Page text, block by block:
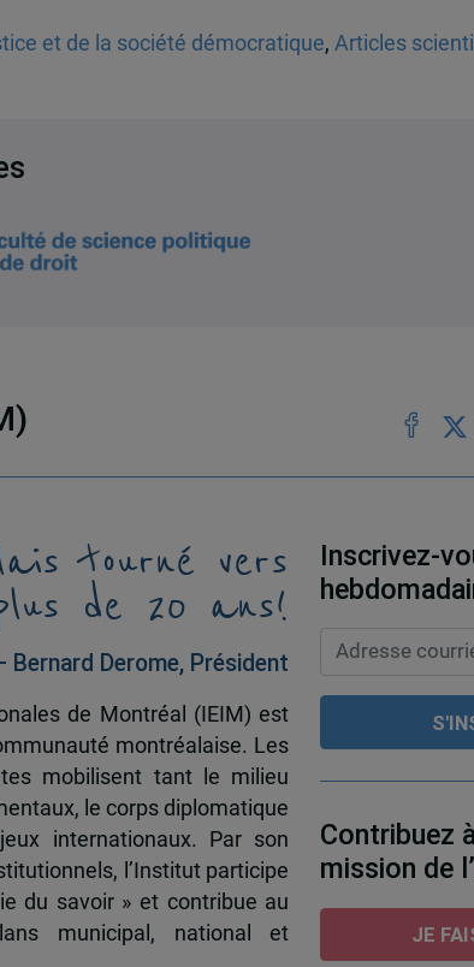
et de la société démocratique, Articles
tourné vers
de 20 ans!
Bernard Derome, Président
de Montréal (IEIM) est
montréalaise. Les
mobilisent tant le milieu
le corps diplomatique
internationaux. Par son
l’Institut participe
du savoir » et contribue au
municipal, national et
Inscrivez-
Contribuez
mission de
JE